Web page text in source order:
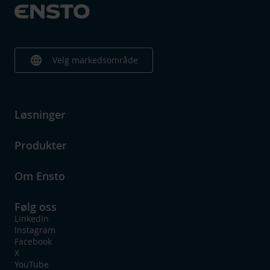
language Velg markedsområde
Løsninger
Produkter
Om Ensto
Følg oss
LinkedIn
Instagram
Facebook
X
YouTube